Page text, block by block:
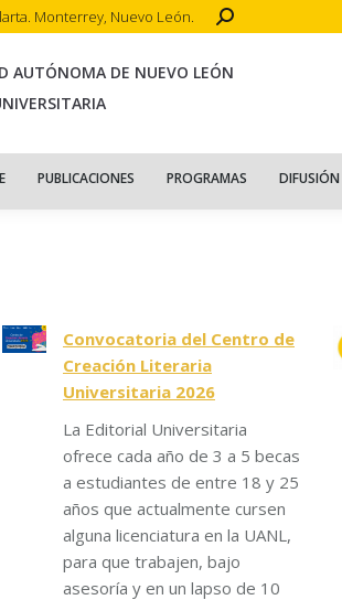
Monterrey, Nuevo León. Search:
AUTÓNOMA DE NUEVO LEÓN
PUBLICACIONES PROGRAMAS DIFUSIÓN
Convocatoria del Centro de
Creación Literaria
Universitaria 2026
La Editorial Universitaria
ofrece cada año de 3 a 5 becas
a estudiantes de entre 18 y 25
años que actualmente cursen
alguna licenciatura en la UANL,
para que trabajen, bajo
asesoría y en un lapso de 10
INICIO ACERCA DE PUBLICACIONES